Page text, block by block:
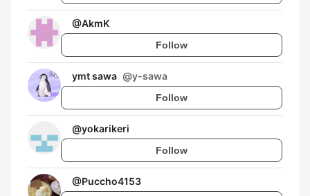
@AkmK
Follow
ymt sawa @y-sawa
Follow
@yokarikeri
Follow
@Puccho4153